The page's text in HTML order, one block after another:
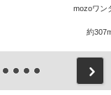
mozoワン
約